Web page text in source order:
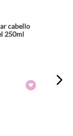
cabello
250ml